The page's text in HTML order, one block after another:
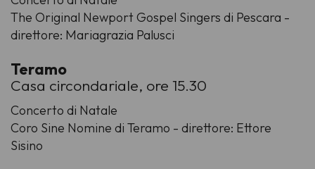
The Original Newport Gospel Singers di Pescara -
direttore: Mariagrazia Palusci
Teramo
Casa circondariale, ore 15.30
Concerto di Natale
Coro Sine Nomine di Teramo - direttore: Ettore
Sisino